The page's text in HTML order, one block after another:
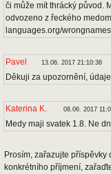
či může mít thrácký původ.
odvozeno z řeckého
languages.org/
Pavel 13.06. 2017 21:10:36
Děkuji za upozornění,
Katerina K. 08.06. 2017
Medy maji svatek 1.8. Ne
Prosím, zařazujte
konkrétního příjmení,